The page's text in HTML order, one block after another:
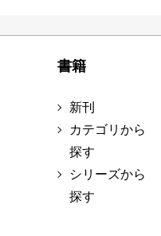
書籍
新刊
カテゴリから
探す
シリーズから
探す